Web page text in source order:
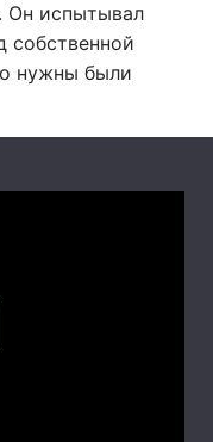
Он испытывал
собственной
нужны были